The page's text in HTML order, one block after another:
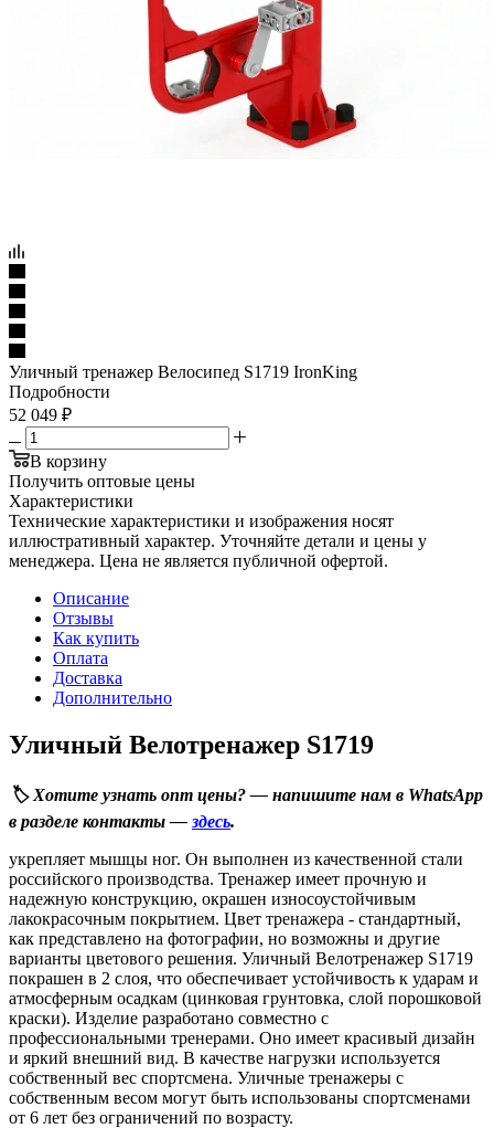
Уличный тренажер Велосипед S1719 IronKing
Подробности
52 049 ₽
В корзину
Получить оптовые цены
Характеристики
Технические характеристики и изображения носят
иллюстративный характер. Уточняйте детали и цены у
менеджера. Цена не является публичной офертой.
Описание
Отзывы
Как купить
Оплата
Доставка
Дополнительно
Уличный Велотренажер S1719
🏷️ Хотите узнать опт цены? — напишите нам в WhatsApp
в разделе контакты — здесь.
укрепляет мышцы ног. Он выполнен из качественной стали
российского производства. Тренажер имеет прочную и
надежную конструкцию, окрашен износоустойчивым
лакокрасочным покрытием. Цвет тренажера - стандартный,
как представлено на фотографии, но возможны и другие
варианты цветового решения. Уличный Велотренажер S1719
покрашен в 2 слоя, что обеспечивает устойчивость к ударам и
атмосферным осадкам (цинковая грунтовка, слой порошковой
краски). Изделие разработано совместно с
профессиональными тренерами. Оно имеет красивый дизайн
и яркий внешний вид. В качестве нагрузки используется
собственный вес спортсмена. Уличные тренажеры с
собственным весом могут быть использованы спортсменами
от 6 лет без ограничений по возрасту.